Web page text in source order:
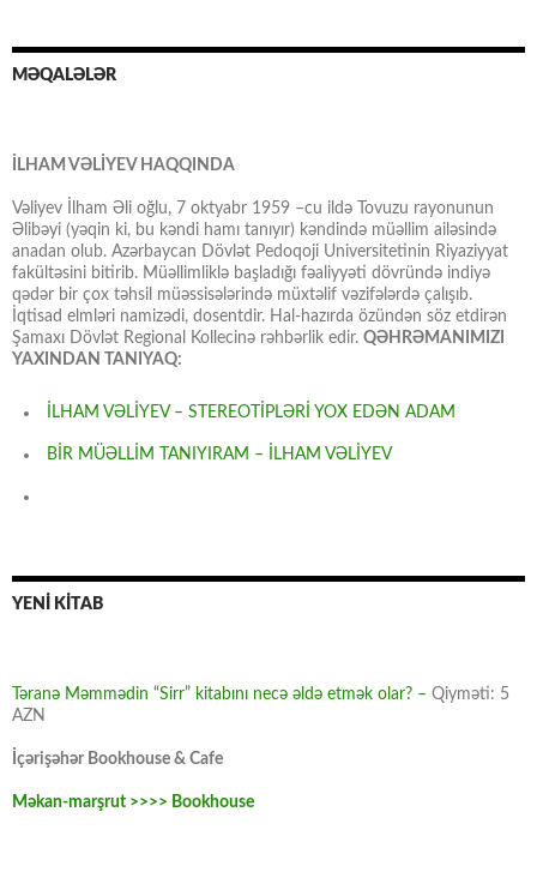
MƏQALƏLƏR
İLHAM VƏLİYEV HAQQINDA
Vəliyev İlham Əli oğlu, 7 oktyabr 1959 –cu ildə Tovuzu rayonunun
Əlibəyi (yəqin ki, bu kəndi hamı tanıyır) kəndində müəllim ailəsində
anadan olub. Azərbaycan Dövlət Pedoqoji Universitetinin Riyaziyyat
fakültəsini bitirib. Müəllimliklə başladığı fəaliyyəti dövründə indiyə
qədər bir çox təhsil müəssisələrində müxtəlif vəzifələrdə çalışıb.
İqtisad elmləri namizədi, dosentdir. Hal-hazırda özündən söz etdirən
Şamaxı Dövlət Regional Kollecinə rəhbərlik edir. QƏHRƏMANIMIZI
YAXINDAN TANIYAQ:
İLHAM VƏLİYEV – STEREOTİPLƏRİ YOX EDƏN ADAM
BİR MÜƏLLİM TANIYIRAM – İLHAM VƏLİYEV
YENİ KİTAB
Təranə Məmmədin “Sirr” kitabını necə əldə etmək olar? – Qiyməti: 5
AZN
İçərişəhər Bookhouse & Cafe
Məkan-marşrut >>>> Bookhouse